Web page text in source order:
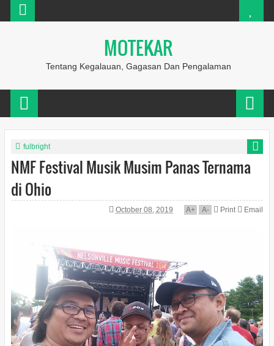
MOTEKAR
Tentang Kegalauan, Gagasan Dan Pengalaman
fulbright
NMF Festival Musik Musim Panas Ternama
di Ohio
October 08, 2019 A+ A- Print Email